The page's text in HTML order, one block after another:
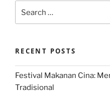
for:
RECENT POSTS
Festival Makanan Cina:
Tradisional